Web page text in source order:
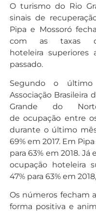
O turismo do Rio
sinais de
Pipa e Mossoró
com as taxas
hoteleira
passado.
Segundo o
Associação Brasileira
Grande do
de ocupação entre
durante o último
69% em 2017. Em
para 63% em 2018.
ocupação hoteleira
47% para 63% em
Os números fecham
forma positiva e